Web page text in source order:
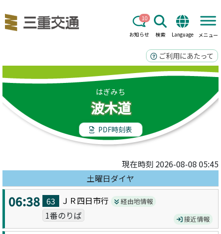
お知らせ
10
検索 Language メニュー
ご利用にあたって
はぎみち
波木道
PDF時刻表
現在時刻 2026-08-08 05:45
土曜日ダイヤ
06:38 63 ＪＲ四日市行 経由地情報
1番のりば 接近情報